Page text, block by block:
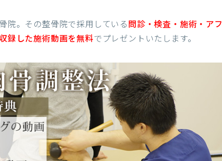
院。その整骨院で採用している 問診・検査・施術・アフ
録した施術動画を無料でプレゼントいたします。